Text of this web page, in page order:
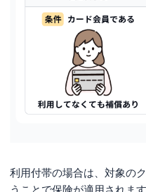
利用付帯の場合は、対象の